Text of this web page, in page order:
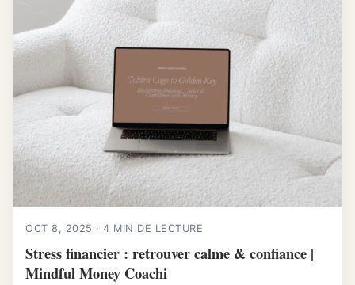
OCT 8, 2025 · 4 MIN DE LECTURE
Stress financier : retrouver calme & confiance |
Mindful Money Coachi